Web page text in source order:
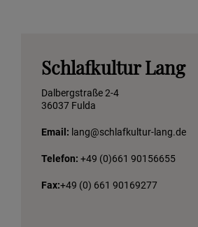
Schlafkultur Lang
Dalbergstraße 2-4
36037 Fulda
Email: lang@schlafkultur-lang.de
Telefon: +49 (0)661 90156655
Fax:+49 (0) 661 90169277